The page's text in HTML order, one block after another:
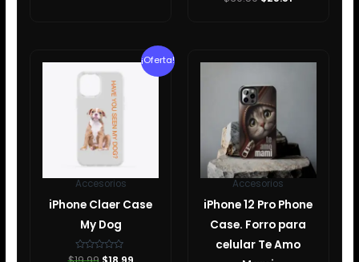
con
¡Oferta!
Accesorios
iPhone Claer Case
My Dog
Valorado
original
era:
$19.99.
El
precio
actual
Accesorios
iPhone 12 Pro Phone
Case. Forro para
celular Te Amo